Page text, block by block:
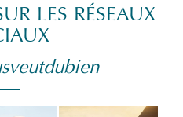
LES RÉSEAUX